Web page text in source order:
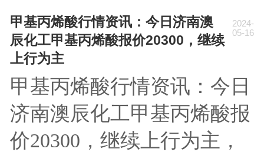
甲基丙烯酸行情资讯：今日济南澳
辰化工甲基丙烯酸报价20300，继续
上行为主
2024-
05-16
甲基丙烯酸行情资讯：今日
济南澳辰化工甲基丙烯酸报
价20300，继续上行为主，